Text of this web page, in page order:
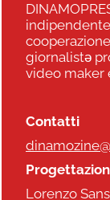
giornalistə
video maker
Contatti
Lorenzo